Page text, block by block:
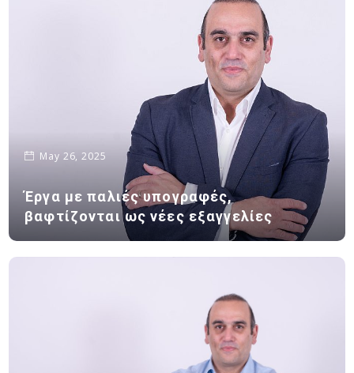
May 26, 2025
Έργα με παλιές υπογραφές,
βαφτίζονται ως νέες εξαγγελίες